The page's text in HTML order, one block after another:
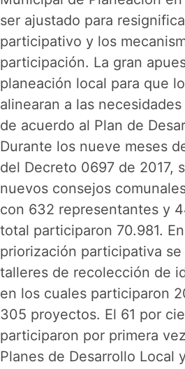
ser ajustado para
participativo y los
participación. La gran
planeación local para que
alinearan a las
de acuerdo al Plan de
Durante los nueve meses
del Decreto 0697 de 2017,
nuevos consejos
con 632 representantes y
total participaron 70.981.
priorización participativa
talleres de recolección de
en los cuales participaron
305 proyectos. El 61 por
participaron por primera
Planes de Desarrollo Local